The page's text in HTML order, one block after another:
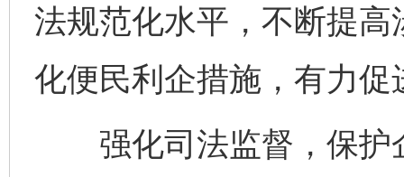
法规范化水平，不断提
化便民利企措施，有力
强化司法监督，保护